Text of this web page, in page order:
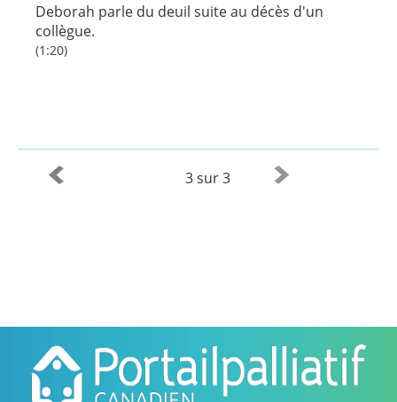
Deborah parle du deuil suite au décès d'un
collègue.
(1:20)
3 sur 3